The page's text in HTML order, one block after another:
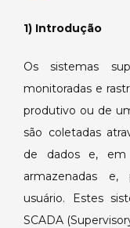
1) Introdução
Os sistemas
monitoradas e
produtivo ou de
são coletadas
de dados e, em
armazenadas e,
usuário. Estes
SCADA